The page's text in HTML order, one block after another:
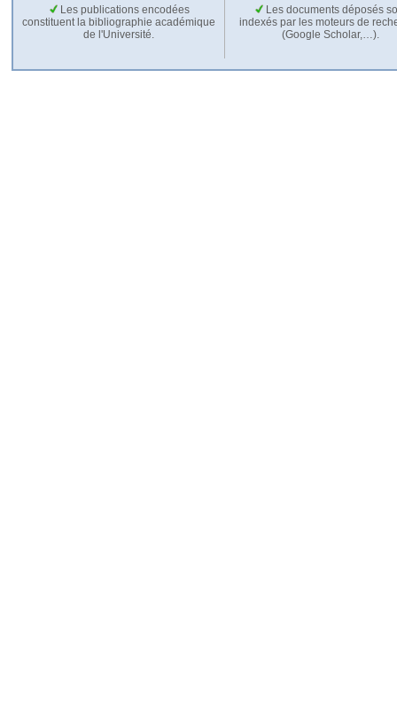
Les publications encodées
constituent la bibliographie académique
de l'Université.
Les documents déposés
indexés par les moteurs de
(Google Scholar,…).